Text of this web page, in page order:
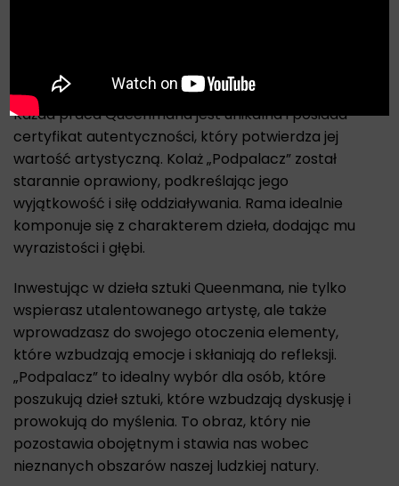
zanurzenia się w jej głębi.
Każda praca Queenmana jest unikalna i posiada
certyfikat autentyczności, który potwierdza jej
wartość artystyczną. Kolaż „Podpalacz” został
starannie oprawiony, podkreślając jego
wyjątkowość i siłę oddziaływania. Rama idealnie
komponuje się z charakterem dzieła, dodając mu
wyrazistości i głębi.
Inwestując w dzieła sztuki Queenmana, nie tylko
wspierasz utalentowanego artystę, ale także
wprowadzasz do swojego otoczenia elementy,
które wzbudzają emocje i skłaniają do refleksji.
„Podpalacz” to idealny wybór dla osób, które
poszukują dzieł sztuki, które wzbudzają dyskusję i
prowokują do myślenia. To obraz, który nie
pozostawia obojętnym i stawia nas wobec
nieznanych obszarów naszej ludzkiej natury.